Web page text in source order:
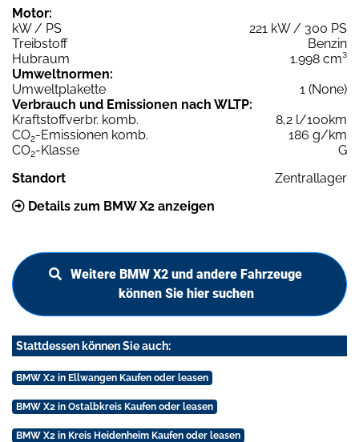
Motor:
kW / PS
221 kW / 300 PS
Treibstoff
Benzin
Hubraum
1.998 cm³
Umweltnormen:
Umweltplakette
1 (None)
Verbrauch und Emissionen nach WLTP:
Kraftstoffverbr. komb.
8,2 l/100km
CO2-Emissionen komb.
186 g/km
CO2-Klasse
G
Standort
Zentrallager
Details zum BMW X2 anzeigen
Weitere BMW X2 und andere Fahrzeuge
können Sie hier suchen
Stattdessen können Sie auch:
BMW X2 in Ellwangen Kaufen oder leasen
BMW X2 in Ostalbkreis Kaufen oder leasen
BMW X2 in Kreis Heidenheim Kaufen oder leasen